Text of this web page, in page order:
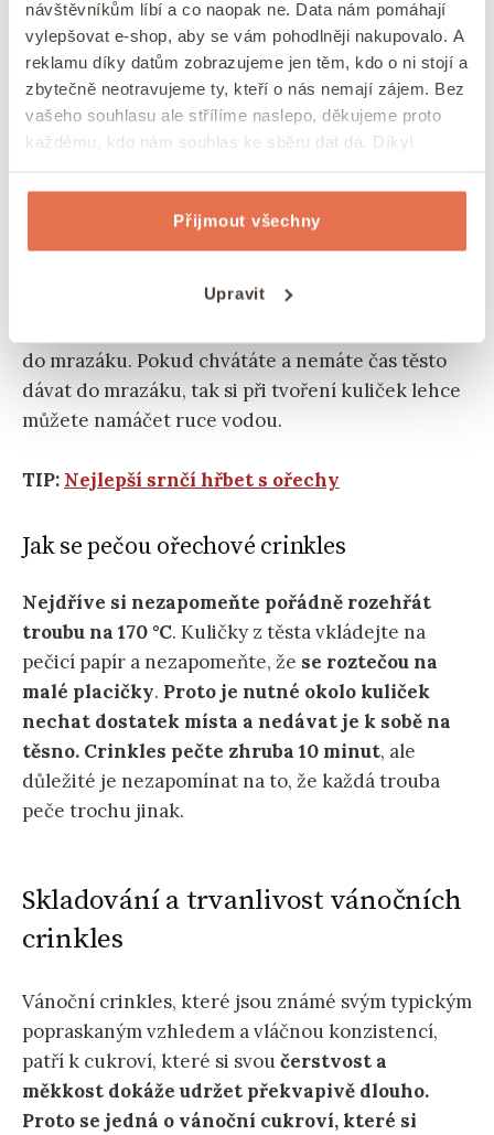
návštěvníkům líbí a co naopak ne. Data nám pomáhají
vylepšovat e-shop, aby se vám pohodlněji nakupovalo. A
reklamu díky datům zobrazujeme jen těm, kdo o ni stojí a
zbytečně neotravujeme ty, kteří o nás nemají zájem. Bez
vašeho souhlasu ale střílíme naslepo, děkujeme proto
každému, kdo nám souhlas ke sběru dat dá. Díky!
Přijmout všechny
Upravit
neoklepávejte.
Čím menší kuličky budete tvořit, tím
zajímavější strukturu udělají, i když u tohoto
receptu se o žádné krasavce nemusíme ani snažit.
Co dělat, když se těsto lepí
vám lepí a špatně se tvarují kuličky
do mrazáku. Pokud chvátáte a nemáte čas těsto
dávat do mrazáku, tak si při tvoření kuliček lehce
můžete namáčet ruce vodou.
TIP: Nejlepší srnčí hřbet s ořechy
Jak se pečou ořechové crinkles
Nejdříve si nezapomeňte pořádně rozehřát
troubu na 170 °C. Kuličky z těsta vkládejte na
pečicí papír a nezapomeňte, že se roztečou na
malé placičky. Proto je nutné okolo kuliček
nechat dostatek místa a nedávat je k sobě na
těsno. Crinkles pečte zhruba 10 minut, ale
důležité je nezapomínat na to, že každá trouba
peče trochu jinak.
Skladování a trvanlivost vánočních
crinkles
Vánoční crinkles, které jsou známé svým typickým
popraskaným vzhledem a vláčnou konzistencí,
patří k cukroví, které si svoučerstvost a
měkkost dokáže udržet překvapivě dlouho.
Proto se jedná o vánoční cukroví, které si